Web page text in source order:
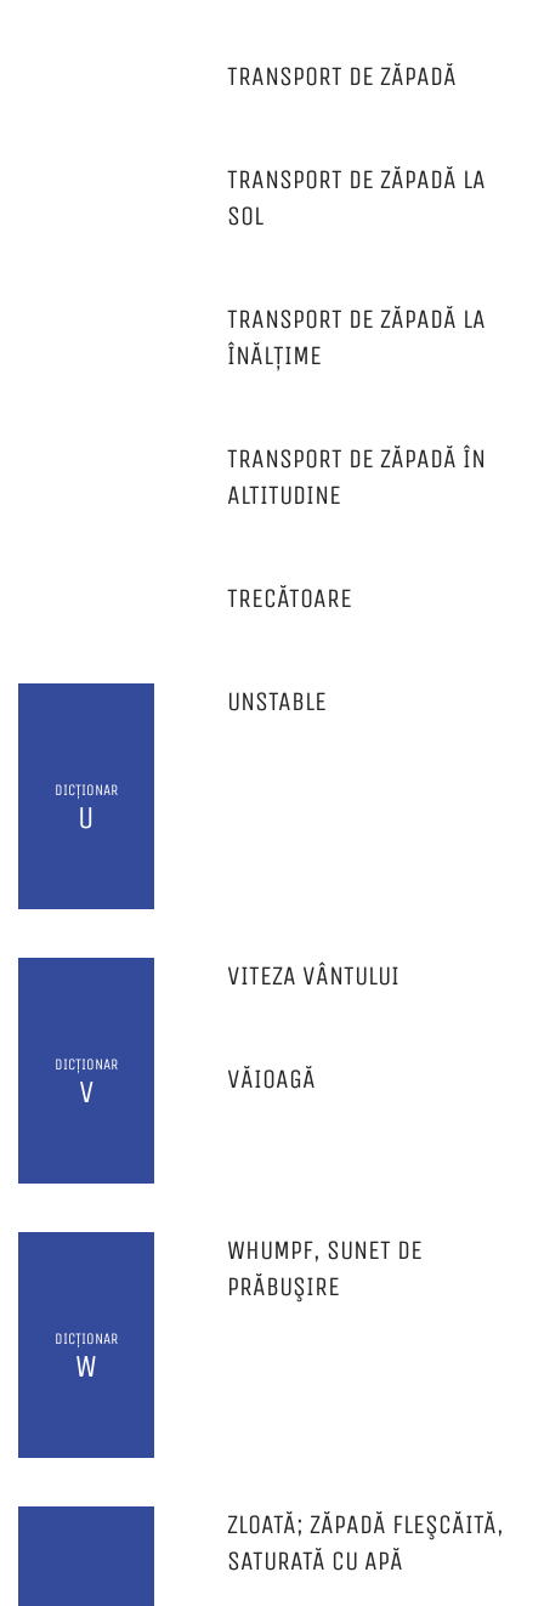
TRANSPORT DE ZĂPADĂ
TRANSPORT DE ZĂPADĂ LA
SOL
TRANSPORT DE ZĂPADĂ LA
ÎNĂLȚIME
TRANSPORT DE ZĂPADĂ ÎN
ALTITUDINE
TRECĂTOARE
DICȚIONAR
U
UNSTABLE
DICȚIONAR
V
VITEZA VÂNTULUI
VĂIOAGĂ
DICȚIONAR
W
WHUMPF, SUNET DE
PRĂBUŞIRE
ZLOATĂ; ZĂPADĂ FLEŞCĂITĂ,
SATURATĂ CU APĂ